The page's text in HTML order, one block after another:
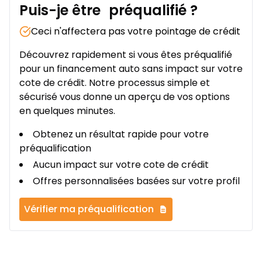
Puis-je être préqualifié ?
Ceci n'affectera pas votre pointage de crédit
Découvrez rapidement si vous êtes préqualifié
pour un financement auto sans impact sur votre
cote de crédit. Notre processus simple et
sécurisé vous donne un aperçu de vos options
en quelques minutes.
Obtenez un résultat rapide pour votre
préqualification
Aucun impact sur votre cote de crédit
Offres personnalisées basées sur votre profil
Vérifier ma préqualification